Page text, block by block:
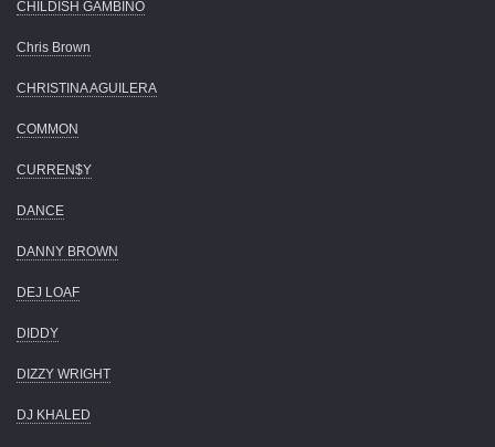
CHILDISH GAMBINO
Chris Brown
CHRISTINA AGUILERA
COMMON
CURREN$Y
DANCE
DANNY BROWN
DEJ LOAF
DIDDY
DIZZY WRIGHT
DJ KHALED